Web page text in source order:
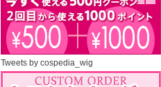
Tweets by cospedia_wig